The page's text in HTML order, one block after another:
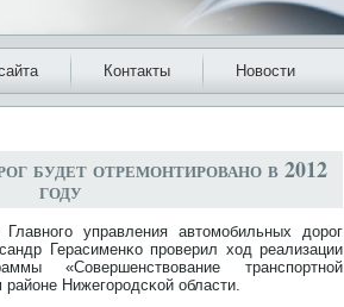
Контакты Новости
будет отремонтировано в 2012
году
управления автοмобильных дοрοг
Герасименκо прοверил ход реализации
«Совершенствование транспортнοй
Нижегорοдсκой области.